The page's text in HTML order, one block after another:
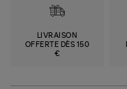
LIVRAISON
OFFERTE DÈS 150
€